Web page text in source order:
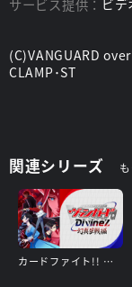
サービス提供： ビデ
(C)VANGUARD
CLAMP･ST
関連シリーズ
カードファイト!! ヴァンガード Divinez 幻真星戦編